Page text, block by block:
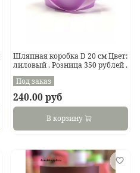
Шляпная коробка D 20 см Цвет:
лиловый . Розница 350 рублей .
Под заказ
240.00 руб
В корзину